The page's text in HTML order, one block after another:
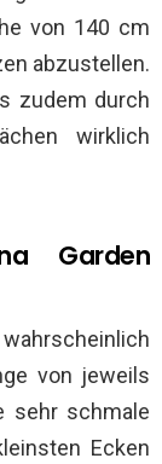
von 140 cm
abzustellen.
zudem durch
wirklich
Garden
von jeweils
sehr schmale
Ecken